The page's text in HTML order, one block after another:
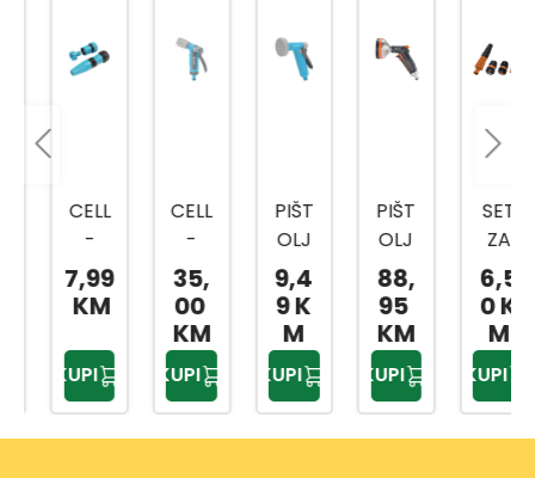
CELL
FAST
SET
NICA
ZA
CRIJ
EVO
7,99
KM
KUPI
CELL
FAST
PIŠT
OLJ
ZA
VOD
U
PULS
35,
00
KM
KUPI
PIŠT
OLJ
ZA
VOD
TUŠ
2
IDEA
L
9,4
9 K
KUPI
PIŠT
OLJ
ZA
ZALIJ
EVAN
JE
PRE
MIU
M
88,
95
KM
KUPI
SET
CRIJ
EVO
4/1
6,5
0 K
KUPI